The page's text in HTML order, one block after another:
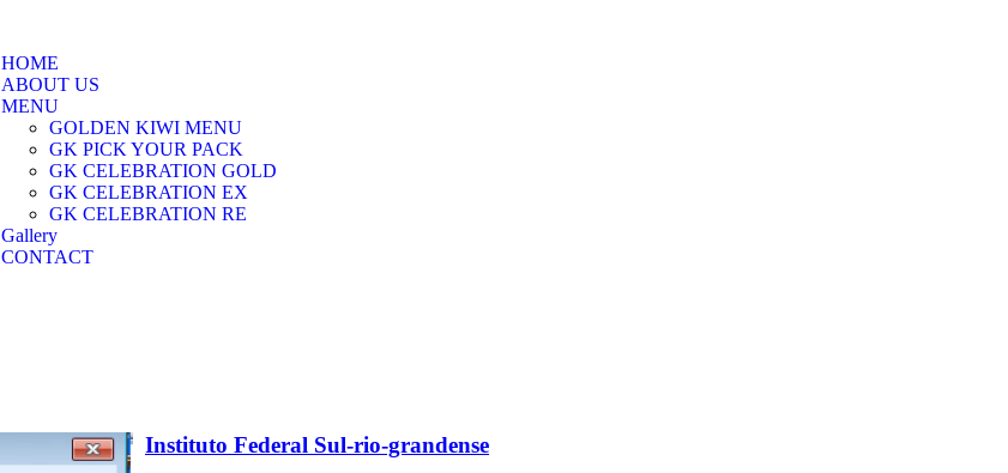
HOME
ABOUT US
MENU
GOLDEN KIWI MENU
GK PICK YOUR PACK
GK CELEBRATION GOLD
GK CELEBRATION EX
GK CELEBRATION RE
Gallery
CONTACT
Instituto Federal Sul-rio-grandense